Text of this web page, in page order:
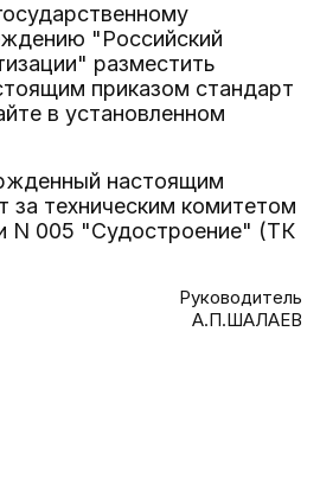
"Российский
разместить
приказом стандарт
в установленном
настоящим
за техническим комитетом
N 005 "Судостроение" (ТК
Руководитель
А.П.ШАЛАЕВ